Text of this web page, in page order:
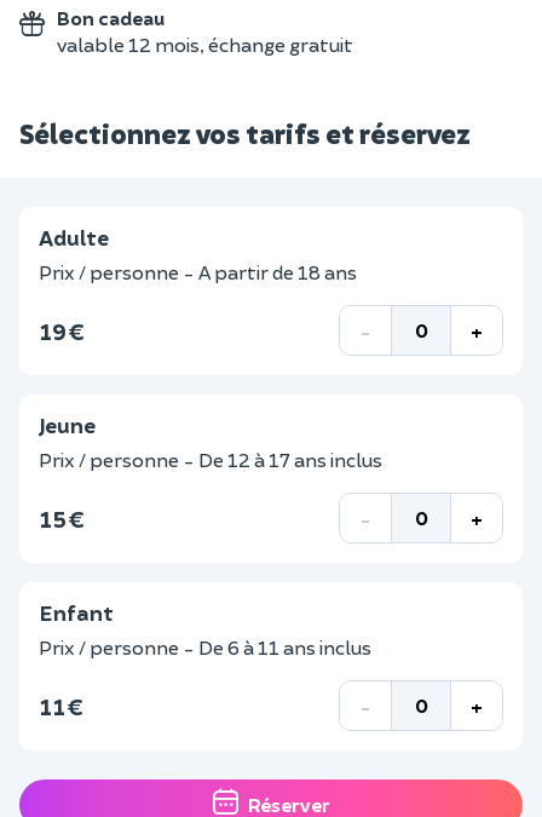
Bon cadeau
valable 12 mois, échange gratuit
Sélectionnez vos tarifs et réservez
Adulte
Prix / personne - A partir de 18 ans
19 € - +
Jeune
Prix / personne - De 12 à 17 ans inclus
15 € - +
Enfant
Prix / personne - De 6 à 11 ans inclus
11 € - +
Réserver